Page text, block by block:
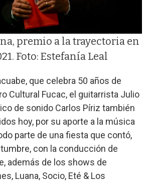
premio a la trayectoria en
Foto: Estefanía Leal
que celebra 50 años de
Cultural Fucac, el guitarrista Julio
de sonido Carlos Píriz también
hoy, por su aporte a la música
parte de una fiesta que contó,
con la conducción de
además de los shows de
Luana, Socio, Eté & Los